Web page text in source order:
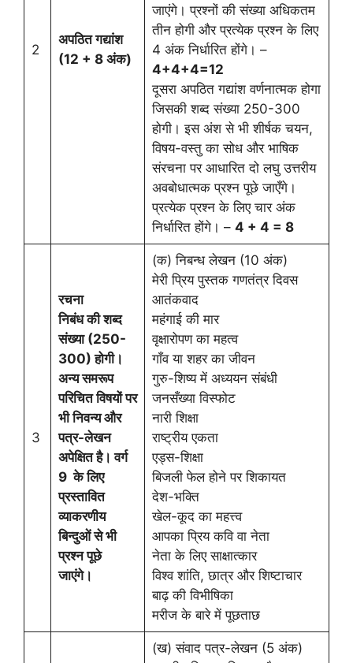
2
अपठित गद्यांश
(12 + 8 अंक)
जाएंगे। प्रश्नों की संख्या अधिकतम
तीन होगी और प्रत्येक प्रश्न के लिए
4 अंक निर्धारित होंगे। –
4+4+4=12
दूसरा अपठित गद्यांश वर्णनात्मक होगा
जिसकी शब्द संख्या 250-300
होगी। इस अंश से भी शीर्षक चयन,
विषय-वस्तु का सोध और भाषिक
संरचना पर आधारित दो लघु उत्तरीय
अवबोधात्मक प्रश्न पूछे जाएँगे।
प्रत्येक प्रश्न के लिए चार अंक
निर्धारित होंगे। – 4 + 4 = 8
3
रचना
निबंध की शब्द
संख्या (250-
300) होगी।
अन्य समरूप
परिचित विषयों पर
भी निवन्य और
पत्र-लेखन
अपेक्षित है। वर्ग
9 के लिए
प्रस्तावित
व्याकरणीय
बिन्दुओं से भी
प्रश्न पूछे
जाएंगे।
(क) निबन्ध लेखन (10 अंक)
मेरी प्रिय पुस्तक गणतंत्र दिवस
आतंकवाद
महंगाई की मार
वृक्षारोपण का महत्व
गाँव या शहर का जीवन
गुरु-शिष्य में अध्ययन संबंधी
जनसँख्या विस्फोट
नारी शिक्षा
राष्ट्रीय एकता
एड्स-शिक्षा
बिजली फेल होने पर शिकायत
देश-भक्ति
खेल-कूद का महत्त्व
आपका प्रिय कवि वा नेता
नेता के लिए साक्षात्कार
विश्व शांति, छात्र और शिष्टाचार
बाढ़ की विभीषिका
मरीज के बारे में पूछताछ
(ख) संवाद पत्र-लेखन (5 अंक)